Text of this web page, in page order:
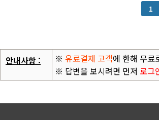
1
안내사항 : ※ 유료결제 고객에 한해 무료
※ 답변을 보시려면 먼저 로그